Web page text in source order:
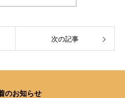
次の記事
のお知らせ